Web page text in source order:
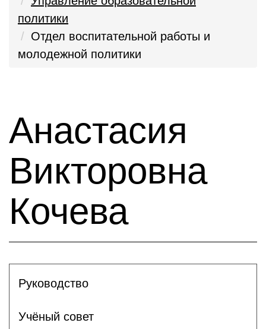
политики
Отдел воспитательной работы и
молодежной политики
Анастасия
Викторовна
Кочева
Руководство
Учёный совет